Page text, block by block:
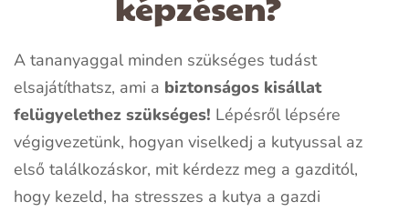
A tananyaggal minden szükséges tudást
elsajátíthatsz, ami a biztonságos kisállat
felügyelethez szükséges! Lépésről lépsére
végigvezetünk, hogyan viselkedj a kutyussal az
első találkozáskor, mit kérdezz meg a gazditól,
hogy kezeld, ha stresszes a kutya a gazdi